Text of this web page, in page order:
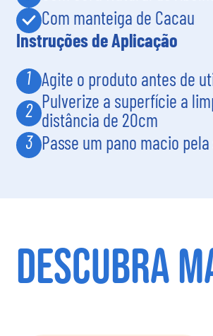
Com manteiga de Cacau
Instruções de Aplicação
1 Agite o produto antes de
2 Pulverize a superfície a
distância de 20cm
3 Passe um pano macio
DESCUBRA